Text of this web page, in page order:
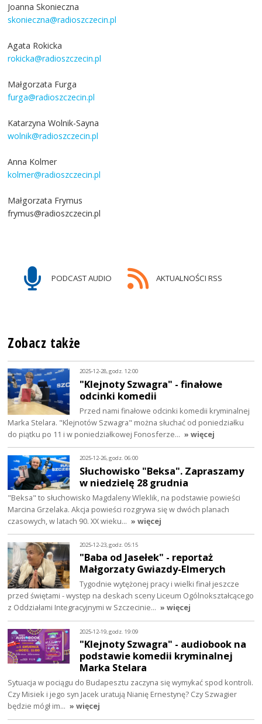
Joanna Skonieczna
skonieczna@radioszczecin.pl
Agata Rokicka
rokicka@radioszczecin.pl
Małgorzata Furga
furga@radioszczecin.pl
Katarzyna Wolnik-Sayna
wolnik@radioszczecin.pl
Anna Kolmer
kolmer@radioszczecin.pl
Małgorzata Frymus
frymus@radioszczecin.pl
PODCAST AUDIO AKTUALNOŚCI RSS
Zobacz także
2025-12-28, godz. 12:00
"Klejnoty Szwagra" - finałowe
odcinki komedii
Przed nami finałowe odcinki komedii kryminalnej
Marka Stelara. "Klejnotów Szwagra" można słuchać od poniedziałku
do piątku po 11 i w poniedziałkowej Fonosferze… » więcej
2025-12-26, godz. 06:00
Słuchowisko "Beksa". Zapraszamy
w niedzielę 28 grudnia
"Beksa" to słuchowisko Magdaleny Wleklik, na podstawie powieści
Marcina Grzelaka. Akcja powieści rozgrywa się w dwóch planach
czasowych, w latach 90. XX wieku… » więcej
2025-12-23, godz. 05:15
"Baba od Jasełek" - reportaż
Małgorzaty Gwiazdy-Elmerych
Tygodnie wytężonej pracy i wielki finał jeszcze
przed świętami - występ na deskach sceny Liceum Ogólnokształcącego
z Oddziałami Integracyjnymi w Szczecinie… » więcej
2025-12-19, godz. 19:09
"Klejnoty Szwagra" - audiobook na
podstawie komedii kryminalnej
Marka Stelara
Sytuacja w pociągu do Budapesztu zaczyna się wymykać spod kontroli.
Czy Misiek i jego syn Jacek uratują Nianię Ernestynę? Czy Szwagier
będzie mógł im… » więcej